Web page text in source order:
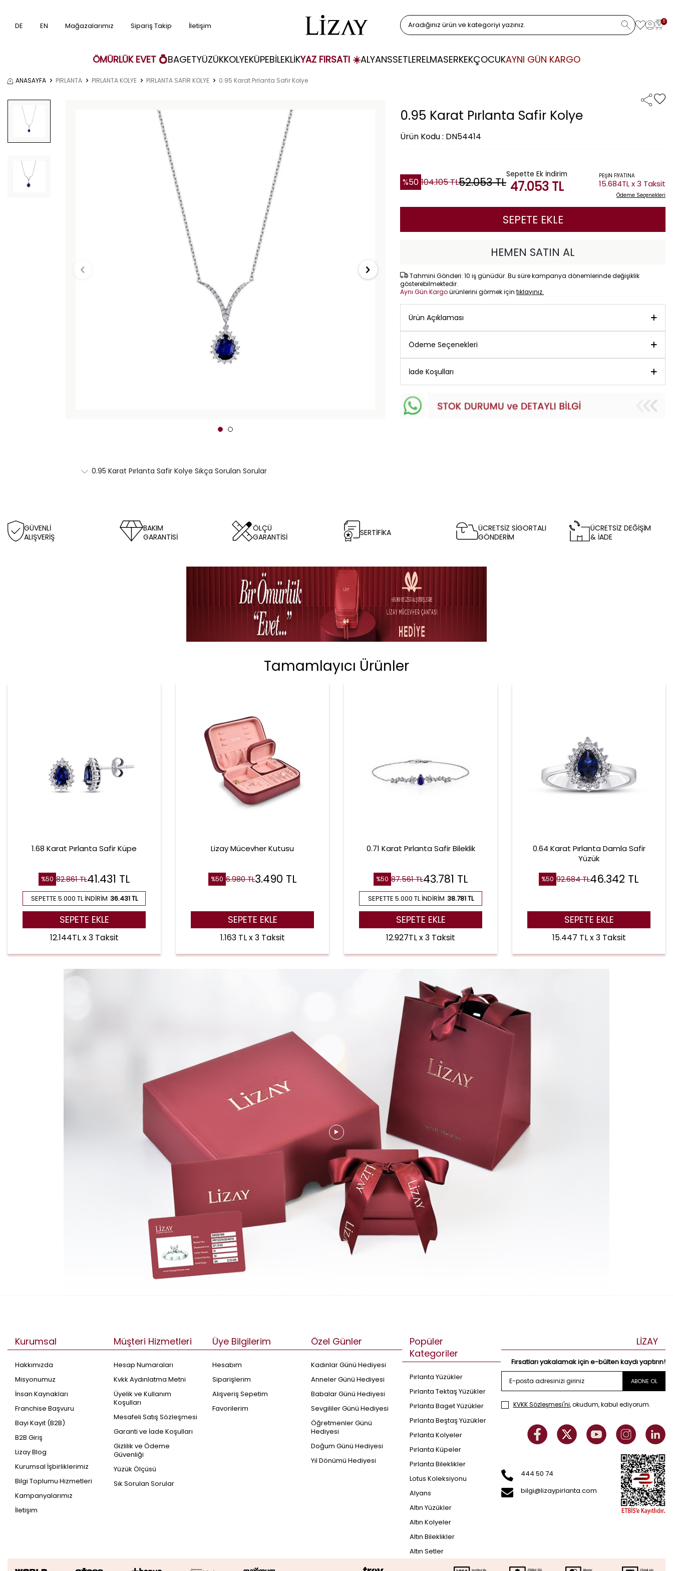
DE EN Mağazalarımız Sipariş Takip İletişim 0
ÖMÜRLÜK EVET 💍BAGETYÜZÜKKOLYEKÜPEBİLEKLİKYAZ FIRSATI ☀️ALYANSSETLERELMASERKEKÇOCUKAYNI GÜN KARGO
ANASAYFA PIRLANTA PIRLANTA KOLYE PIRLANTA SAFİR KOLYE 0.95 Karat Pırlanta Safir Kolye
0.95 Karat Pırlanta Safir Kolye
Ürün Kodu : DN54414
%50 104.105TL52.053TL
Sepette Ek İndirim
47.053TL
PEŞİN FİYATINA
15.684TL x 3 Taksit
Ödeme Seçenekleri
SEPETE EKLE
HEMEN SATIN AL
Tahmini Gönderi: 10 iş günüdür. Bu süre kampanya dönemlerinde değişiklik
gösterebilmektedir.
Aynı Gün Kargoürünlerini görmek için tıklayınız.
Ürün Açıklaması
Ödeme Seçenekleri
İade Koşulları
0.95 Karat Pırlanta Safir Kolye Sıkça Sorulan Sorular
GÜVENLİ
ALIŞVERİŞ
BAKIM
GARANTİSİ
ÖLÇÜ
GARANTİSİ
SERTİFİKA
ÜCRETSİZ SİGORTALI
GÖNDERİM
ÜCRETSİZ DEĞİŞİM
& İADE
Tamamlayıcı Ürünler
1.68 Karat Pırlanta Safir Küpe
%50 82.861TL41.431 TL
SEPETTE 5.000 TL İNDIRIM 36.431 TL
SEPETE EKLE
12.144TL x 3 Taksit
Lizay Mücevher Kutusu
%50 6.980TL3.490 TL
SEPETE EKLE
1.163 TL x 3 Taksit
0.71 Karat Pırlanta Safir Bileklik
%50 87.561TL43.781 TL
SEPETTE 5.000 TL İNDIRIM 38.781 TL
SEPETE EKLE
12.927TL x 3 Taksit
0.64 Karat Pırlanta Damla Safir
Yüzük
%50 92.684TL46.342 TL
SEPETE EKLE
15.447 TL x 3 Taksit
Kurumsal
Hakkımızda
Misyonumuz
İnsan Kaynakları
Franchise Başvuru
Bayi Kayıt (B2B)
B2B Giriş
Lizay Blog
Kurumsal İşbirliklerimiz
Bilgi Toplumu Hizmetleri
Kampanyalarımız
İletişim
Müşteri Hizmetleri
Hesap Numaraları
Kvkk Aydınlatma Metni
Üyelik ve Kullanım
Koşulları
Mesafeli Satış Sözleşmesi
Garanti ve İade Koşulları
Gizlilik ve Ödeme
Güvenliği
Yüzük Ölçüsü
Sık Sorulan Sorular
Üye Bilgilerim
Hesabım
Siparişlerim
Alışveriş Sepetim
Favorilerim
Özel Günler
Kadınlar Günü Hediyesi
Anneler Günü Hediyesi
Babalar Günü Hediyesi
Sevgililer Günü Hediyesi
Öğretmenler Günü
Hediyesi
Doğum Günü Hediyesi
Yıl Dönümü Hediyesi
Popüler
Kategoriler
Pırlanta Yüzükler
Pırlanta Tektaş Yüzükler
Pırlanta Baget Yüzükler
Pırlanta Beştaş Yüzükler
Pırlanta Kolyeler
Pırlanta Küpeler
Pırlanta Bileklikler
Lotus Koleksiyonu
Alyans
Altın Yüzükler
Altın Kolyeler
Altın Bileklikler
Altın Setler
LİZAY
Fırsatları yakalamak için e-bülten kaydı yaptırın!
ABONE OL
KVKK Sözleşmesi'ni, okudum, kabul ediyorum.
444 50 74
bilgi@lizaypirlanta.com